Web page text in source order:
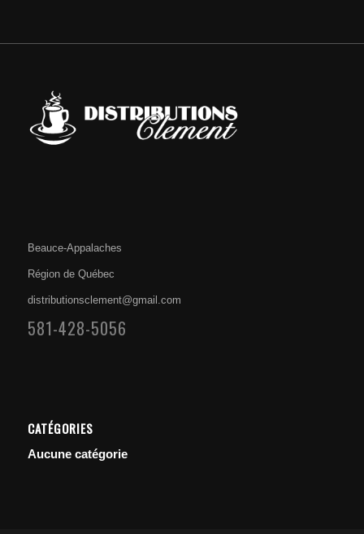
Beauce-Appalaches
Région de Québec
distributionsclement@gmail.com
581-428-5056
CATÉGORIES
Aucune catégorie